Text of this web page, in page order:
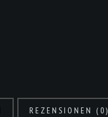
REZENSIONEN (0)